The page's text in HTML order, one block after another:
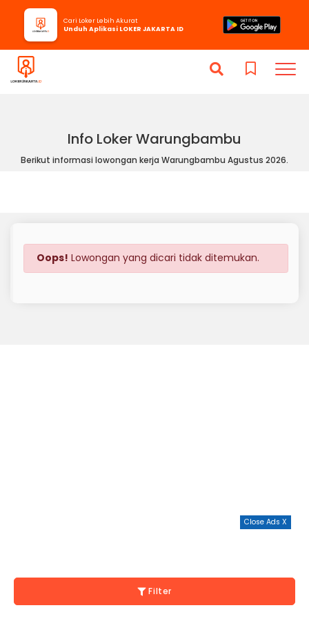
Info Loker Warungbambu
Berikut informasi lowongan kerja Warungbambu Agustus 2026.
Cari Loker Lebih Akurat
Unduh Aplikasi LOKER JAKARTA ID
Oops! Lowongan yang dicari tidak ditemukan.
Close Ads X
Filter